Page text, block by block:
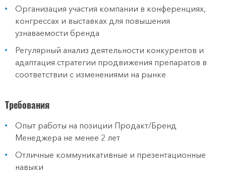
Организация участия компании в конференциях,
конгрессах и выставках для повышения
узнаваемости бренда
Регулярный анализ деятельности конкурентов и
адаптация стратегии продвижения препаратов в
соответствии с изменениями на рынке
Требования
Опыт работы на позиции Продакт/Бренд
Менеджера не менее 2 лет
Отличные коммуникативные и презентационные
навыки